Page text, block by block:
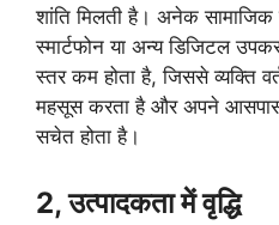
शांति मिलती है। अनेक सामाजिक
स्मार्टफोन या अन्य डिजिटल
स्तर कम होता है, जिससे व्यक्ति
महसूस करता है और अपने
सचेत होता है।
2, उत्पादकता में वृद्धि